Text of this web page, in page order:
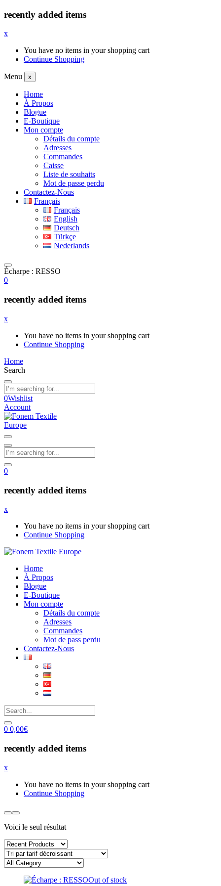
recently added items
x
You have no items in your shopping cart
Continue Shopping
Menu x
Home
À Propos
Blogue
E-Boutique
Mon compte
Détails du compte
Adresses
Commandes
Caisse
Liste de souhaits
Mot de passe perdu
Contactez-Nous
Français
Français
English
Deutsch
Türkçe
Nederlands
Écharpe : RESSO
0
recently added items
x
You have no items in your shopping cart
Continue Shopping
Home
Search
0Wishlist
Account
0
recently added items
x
You have no items in your shopping cart
Continue Shopping
Home
À Propos
Blogue
E-Boutique
Mon compte
Détails du compte
Adresses
Commandes
Mot de pass perdu
Contactez-Nous
0 0,00€
recently added items
x
You have no items in your shopping cart
Continue Shopping
Voici le seul résultat
Out of stock